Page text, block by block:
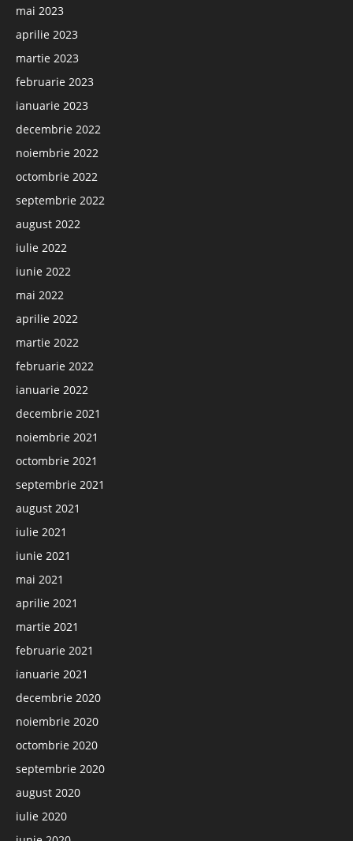
mai 2023
aprilie 2023
martie 2023
februarie 2023
ianuarie 2023
decembrie 2022
noiembrie 2022
octombrie 2022
septembrie 2022
august 2022
iulie 2022
iunie 2022
mai 2022
aprilie 2022
martie 2022
februarie 2022
ianuarie 2022
decembrie 2021
noiembrie 2021
octombrie 2021
septembrie 2021
august 2021
iulie 2021
iunie 2021
mai 2021
aprilie 2021
martie 2021
februarie 2021
ianuarie 2021
decembrie 2020
noiembrie 2020
octombrie 2020
septembrie 2020
august 2020
iulie 2020